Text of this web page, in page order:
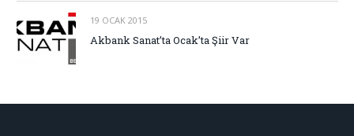
19 OCAK 2015
Akbank Sanat’ta Ocak’ta Şiir Var